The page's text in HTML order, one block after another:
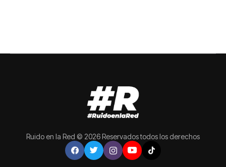
Ruido en la Red © 2026 Reservados todos los derechos